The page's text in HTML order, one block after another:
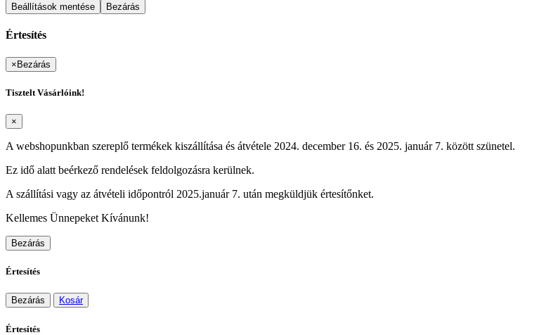
Beállítások mentése Bezárás
Értesítés
× Bezárás
Tisztelt Vásárlóink!
×
A webshopunkban szereplő termékek kiszállítása és átvétele 2024. december 16. és 2025. január 7. között szünetel.
Ez idő alatt beérkező rendelések feldolgozásra kerülnek.
A szállítási vagy az átvételi időpontról 2025.január 7. után megküldjük értesítőnket.
Kellemes Ünnepeket Kívánunk!
Bezárás
Értesítés
Bezárás Kosár
Értesítés